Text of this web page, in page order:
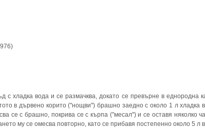
с хладка вода и се размачква, докато се превърне в еднородна
в дървено корито ("нощви") брашно заедно с около 1 л хладка
се с брашно, покрива се с кърпа ("месал") и се оставя няколко
му се омесва повторно, като се прибавя постепенно около 5 л